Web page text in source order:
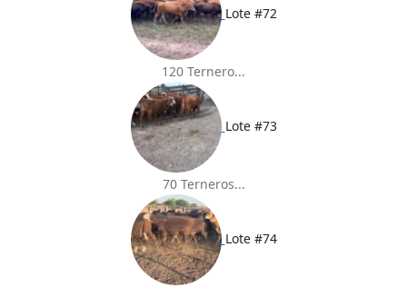
Lote #72
120 Ternero...
Lote #73
70 Terneros...
Lote #74